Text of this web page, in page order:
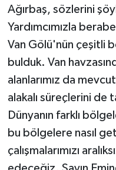
Ağırbaş, sözlerini
Yardımcımızla
Van Gölü'nün çeşitli
bulduk. Van
alanlarımız da
alakalı süreçlerini de
Dünyanın farklı
bu bölgelere nasıl
çalışmalarımızı